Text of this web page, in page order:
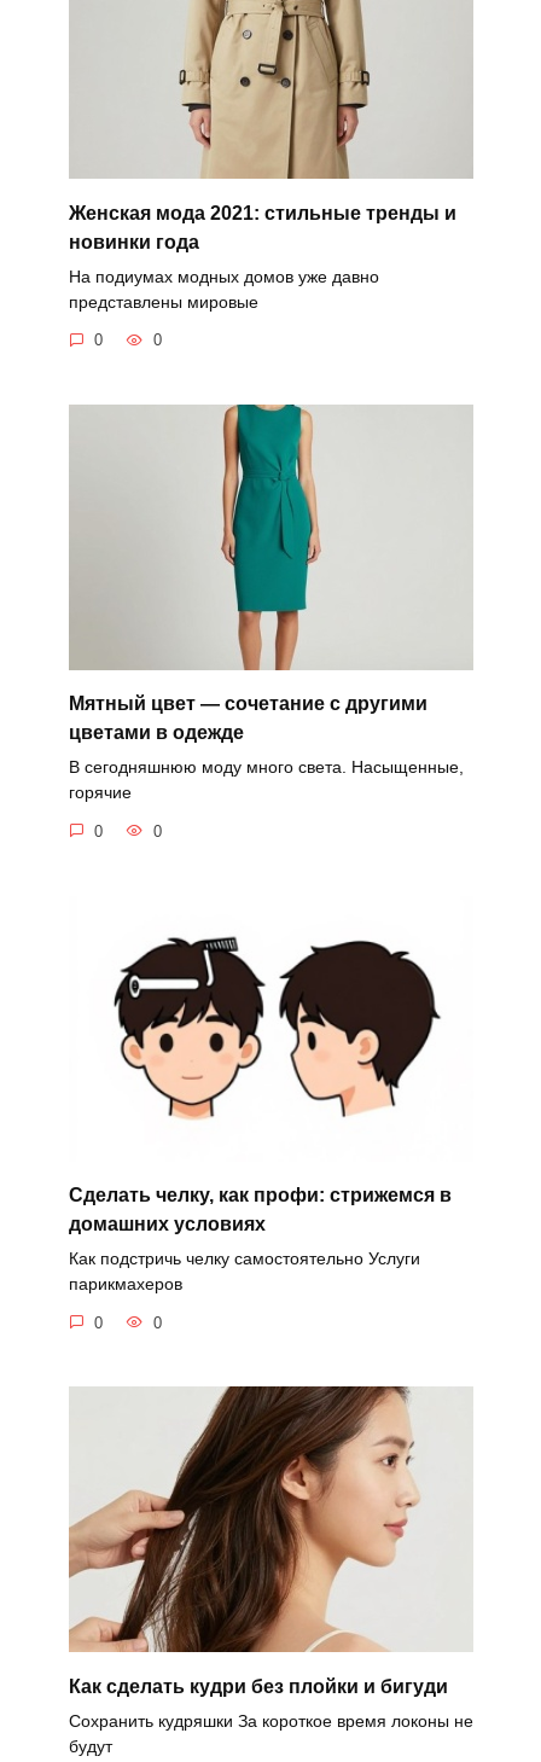
Женская мода 2021: стильные тренды и
новинки года
На подиумах модных домов уже давно
представлены мировые
0 0
Мятный цвет — сочетание с другими
цветами в одежде
В сегодняшнюю моду много света. Насыщенные,
горячие
0 0
Сделать челку, как профи: стрижемся в
домашних условиях
Как подстричь челку самостоятельно Услуги
парикмахеров
0 0
Как сделать кудри без плойки и бигуди
Сохранить кудряшки За короткое время локоны не
будут